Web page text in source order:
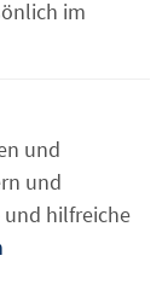
im
und
und
hilfreiche